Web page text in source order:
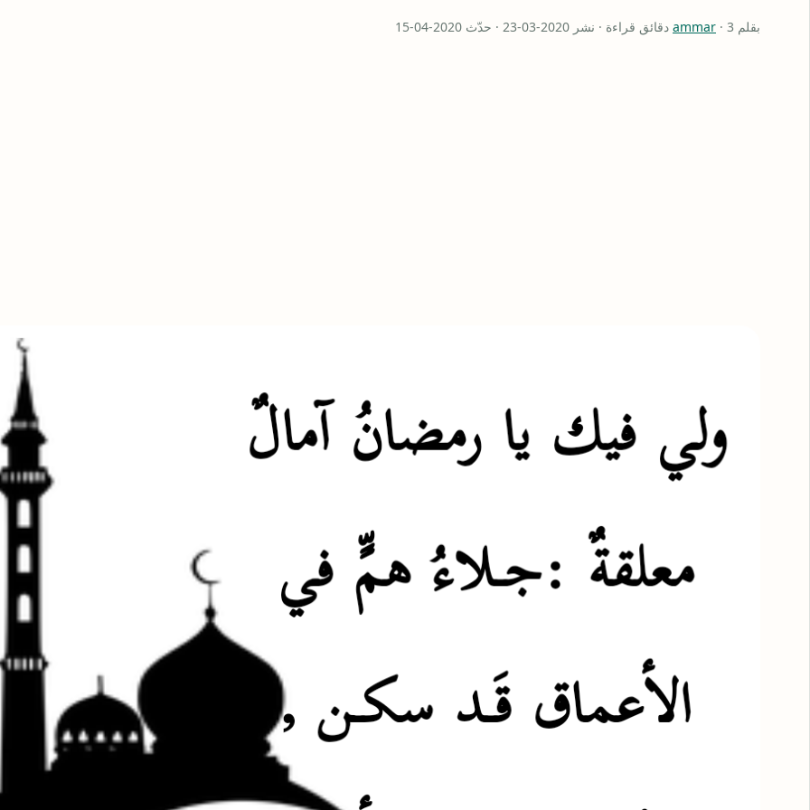
بقلم ammar · 3 دقائق قراءة · نشر 2020-03-23 · حدّث 2020-04-15